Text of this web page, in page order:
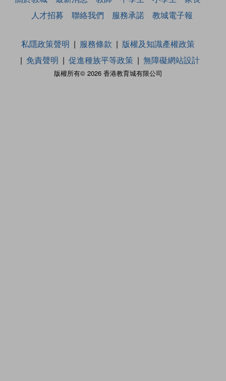
人才招募
聯絡我們 服務承諾 教城電子報
版權所有© 2026 香港教育城有限公司
私隱政策聲明 服務條款
版權及知識產權政策
免責聲明
促進種族平等政策 無障礙網站設計